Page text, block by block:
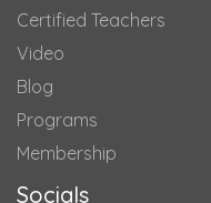
Certified Teachers
Video
Blog
Programs
Membership
Socials